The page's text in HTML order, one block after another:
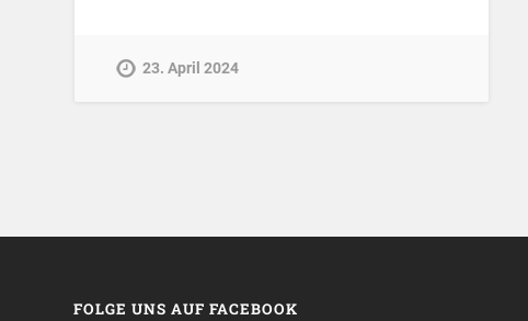
23. April 2024
FOLGE UNS AUF FACEBOOK